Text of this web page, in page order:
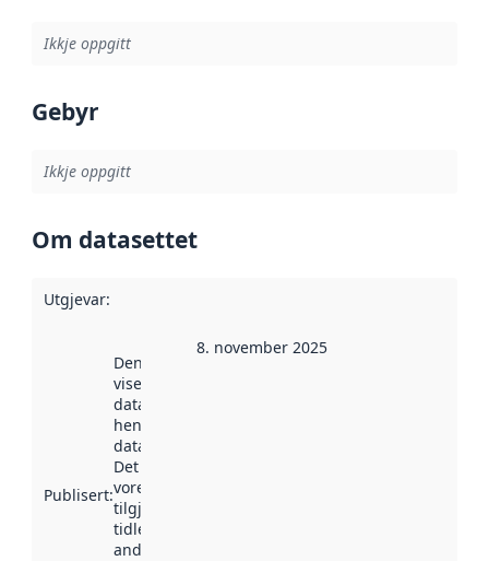
Ikkje oppgitt
Gebyr
Ikkje oppgitt
Om datasettet
Utgjevar:
Publisert:
Denne datoen
viser når
datasettet vart
henta inn av
data.norge.no.
Det kan ha
vore
tilgjengeleg
tidlegare
andre stader.
8. november 2025